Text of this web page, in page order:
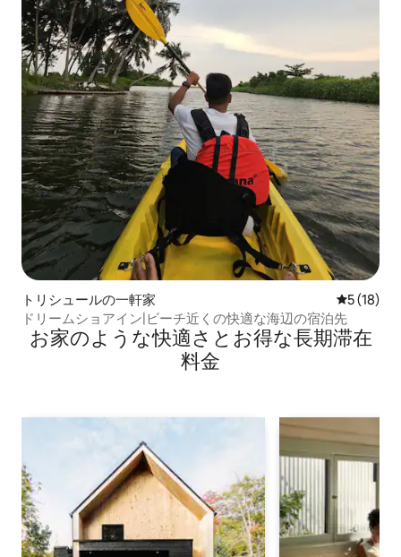
トリシュールの一軒家 レビュー
5 (18)
ドリームショアイン|ビーチ近くの快適な海辺の宿泊先
お家のような快⁠適⁠さ⁠とお⁠得⁠な長⁠期⁠滞⁠在
料⁠金